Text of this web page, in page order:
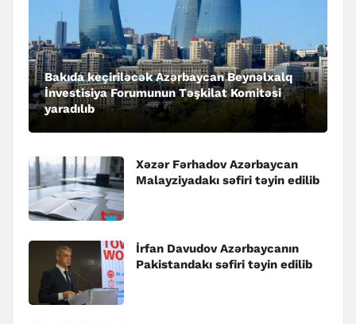
Bakıda keçiriləcək Azərbaycan Beynəlxalq
İnvestisiya Forumunun Təşkilat Komitəsi
yaradılıb
Xəzər Fərhadov Azərbaycan
Malayziyadakı səfiri təyin edilib
İrfan Davudov Azərbaycanın
Pakistandakı səfiri təyin edilib